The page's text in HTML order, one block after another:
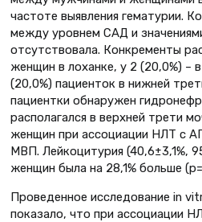
частоте выявления гематурии.
между уровнем САД и
отсутствовала. Конкременты
женщин в лоханке, у 2 (20,0%) –
(20,0%) пациенток в нижней
пациентки обнаружен
располагался в верхней трети
женщин при ассоциации НЛТ с
МВП. Лейкоцитурия (40,6±3,1%,
женщин была на 28,1% больше
Проведенное исследование in
показало, что при ассоциации